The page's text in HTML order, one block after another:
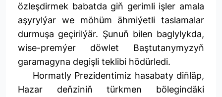
özleşdirmek babatda giň gerimli işler amala
aşyrylýar we möhüm ähmiýetli taslamalar
durmuşa geçirilýär. Şunuň bilen baglylykda,
wise-premýer döwlet Baştutanymyzyň
garamagyna degişli teklibi hödürledi.
Hormatly Prezidentimiz hasabaty diňläp,
Hazar deňziniň türkmen bölegindäki